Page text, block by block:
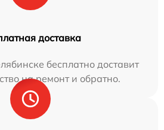
доставка
бесплатно доставит
на ремонт и обратно.